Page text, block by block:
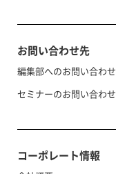
お問い合わせ先
編集部へのお問い合わせ
セミナーのお問い合わせ
コーポレート情報